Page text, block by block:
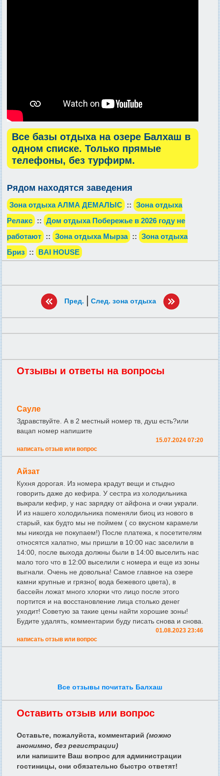
Все базы отдыха на озере Балхаш в
одном списке. Только прямые
телефоны, без турфирм.
Рядом находятся заведения
Зона отдыха АЛМА ДЕМАЛЫС :: Зона отдыха
Релакс :: Дом отдыха Побережье в 2026 году не
работают :: Зона отдыха Мырза :: Зона отдыха
Бриз :: BAI HOUSE
Пред. | След. зона отдыха
Отзывы и ответы на вопросы
Сауле
Здравствуйте. А в 2 местный номер тв, душ есть?или
вацап номер напишите
15.07.2024 07:20
написать отзыв или вопрос
Айзат
Кухня дорогая. Из номера крадут вещи и стыдно
говорить даже до кефира. У сестра из холодильника
выкрали кефир, у нас зарядку от айфона и очки украли.
И из нашего холодильника поменяли биоц из нового в
старый, как будто мы не поймем ( со вкусном карамели
мы никогда не покупаем!) После платежа, к посетителям
относятся халатно, мы пришли в 10:00 нас заселили в
14:00, после выхода должны были в 14:00 выселить нас
мало того что в 12:00 выселили с номера и еще из зоны
выгнали. Очень не довольна! Самое главное на озере
камни крупные и грязно( вода бежевого цвета), в
бассейн ложат много хлорки что лицо после этого
портится и на восстановление лица столько денег
уходит! Советую за такие цены найти хорошие зоны!
Будите удалять, комментарии буду писать снова и снова.
01.08.2023 23:46
написать отзыв или вопрос
Все отзывы почитать Балхаш
Оставить отзыв или вопрос
Оставьте, пожалуйста, комментарий (можно
анонимно, без регистрации)
или напишите Ваш вопрос для администрации
гостиницы, они обязательно быстро ответят!